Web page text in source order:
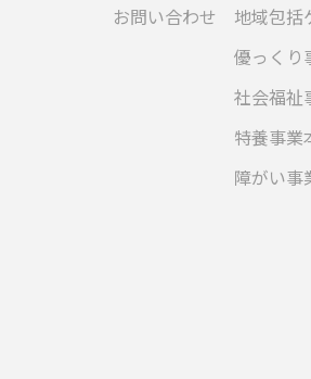
お問い合わせ
地域包括
優っくり
社会福祉
特養事業
障がい事